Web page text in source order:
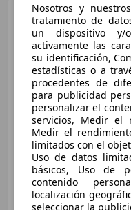
05/2008 340.000 km
Particular
ES-33001 Oviedo
Nosotros y
tratamiento de
un dispositivo
activamente las
su identificación,
estadísticas o a
procedentes de
para publicidad
personalizar el
servicios, Medir el
Medir el
limitados con el
Uso de datos
básicos, Uso de
contenido
localización
seleccionar la